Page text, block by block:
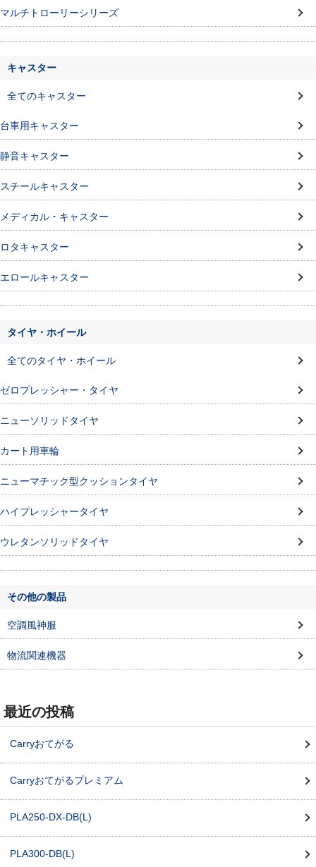
マルチトローリーシリーズ
キャスター
全てのキャスター
台車用キャスター
静音キャスター
スチールキャスター
メディカル・キャスター
ロタキャスター
エロールキャスター
タイヤ・ホイール
全てのタイヤ・ホイール
ゼロプレッシャー・タイヤ
ニューソリッドタイヤ
カート用車輪
ニューマチック型クッションタイヤ
ハイプレッシャータイヤ
ウレタンソリッドタイヤ
その他の製品
空調風神服
物流関連機器
最近の投稿
Carryおてがる
Carryおてがるプレミアム
PLA250-DX-DB(L)
PLA300-DB(L)